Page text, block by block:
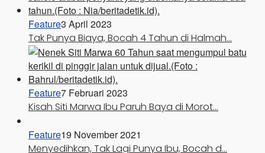
Feature3 April 2023
Tak Punya Biaya, Bocah 4 Tahun di Halmah…
Feature7 Februari 2023
Kisah Siti Marwa Ibu Paruh Baya di Morot…
Feature19 November 2021
Menyedihkan, Tak Lagi Punya Ibu, Bocah d…